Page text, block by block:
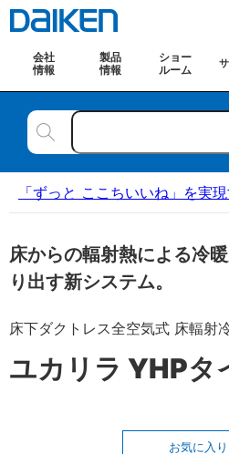
会社
情報
製品
情報
ショー
ルーム
「ずっと ここちいいね」を実
床からの輻射熱による冷
り出す新システム。
床下ダクトレス全空気式 床輻射
ユカリラ YHPタ
お気に入り